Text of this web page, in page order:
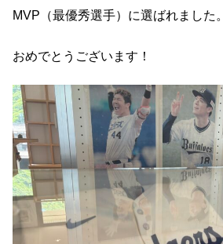
MVP（最優秀選手）に選ばれました。
おめでとうございます！